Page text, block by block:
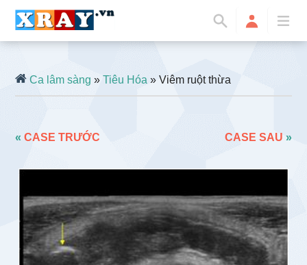
Ca lâm sàng »Tiêu Hóa » Viêm ruột thừa
«CASE TRƯỚC CASE SAU »